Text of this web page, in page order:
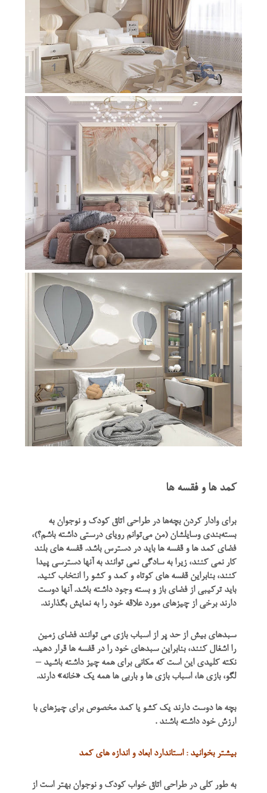
کمد ها و فقسه ها
برای وادار کردن بچه‌ها در طراحی اتاق کودک و نوجوان به
بسته‌بندی وسایلشان (من می‌توانم رویای درستی داشته باشم؟)،
فضای کمد ها و قفسه ها باید در دسترس باشد. قفسه های بلند
کار نمی کنند، زیرا به سادگی نمی توانند به آنها دسترسی پیدا
کنند، بنابراین قفسه های کوتاه و کمد و کشو را انتخاب کنید.
باید ترکیبی از فضای باز و بسته وجود داشته باشد. آنها دوست
دارند برخی از چیزهای مورد علاقه خود را به نمایش بگذارند.
سبدهای بیش از حد پر از اسباب بازی می توانند فضای زمین
را اشغال کنند، بنابراین سبدهای خود را در قفسه ها قرار دهید.
نکته کلیدی این است که مکانی برای همه چیز داشته باشید –
لگو، بازی ها، اسباب بازی ها و باربی ها همه یک «خانه» دارند.
بچه ها دوست دارند یک کشو یا کمد مخصوص برای چیزهای با
ارزش خود داشته باشند .
بیشتر بخوانید : استاندارد ابعاد و اندازه های کمد
به طور کلی در طراحی اتاق خواب کودک و نوجوان بهتر است از